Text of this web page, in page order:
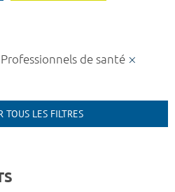
de santé
TOUS LES FILTRES